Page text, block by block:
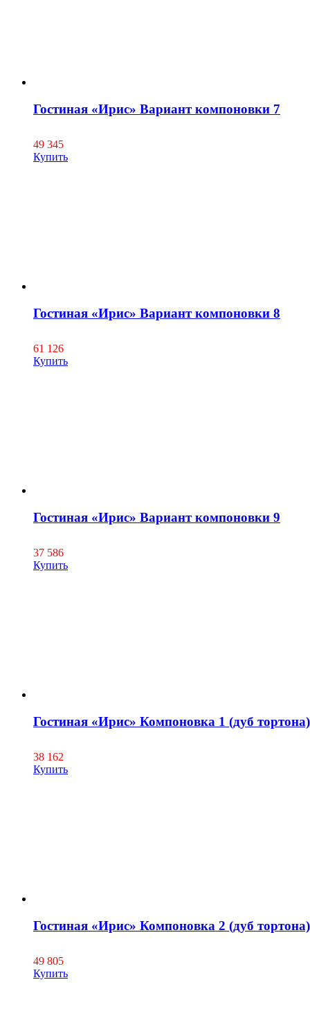
Гостиная «Ирис» Вариант компоновки 7
49 345
Купить
Гостиная «Ирис» Вариант компоновки 8
61 126
Купить
Гостиная «Ирис» Вариант компоновки 9
37 586
Купить
Гостиная «Ирис» Компоновка 1 (дуб тортона)
38 162
Купить
Гостиная «Ирис» Компоновка 2 (дуб тортона)
49 805
Купить